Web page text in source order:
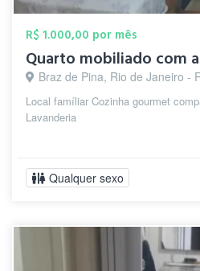
R$ 1.000,00 por mês
Braz de Pina, Rio de Janeiro -
Local famíliar Cozinha gourmet
Lavanderia
Qualquer sexo